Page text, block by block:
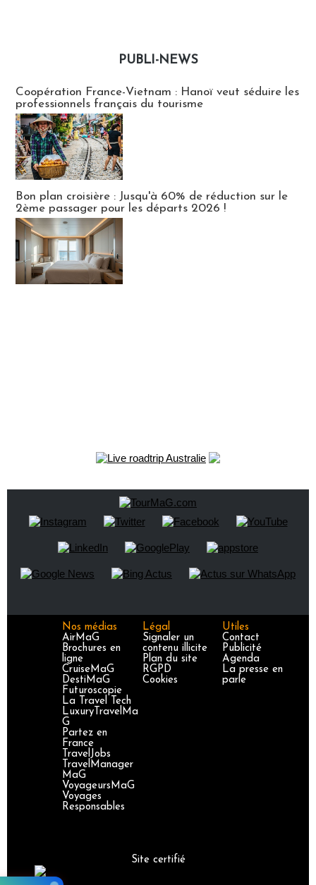
PUBLI-NEWS
Coopération France-Vietnam : Hanoï veut séduire les
professionnels français du tourisme
Bon plan croisière : Jusqu'à 60% de réduction sur le
2ème passager pour les départs 2026 !
Nos médias
AirMaG
Brochures en
ligne
CruiseMaG
DestiMaG
Futuroscopie
La Travel Tech
LuxuryTravelMa
G
Partez en
France
TravelJobs
TravelManager
MaG
VoyageursMaG
Voyages
Responsables
Légal
Signaler un
contenu illicite
Plan du site
RGPD
Cookies
Utiles
Contact
Publicité
Agenda
La presse en
parle
Site certifié